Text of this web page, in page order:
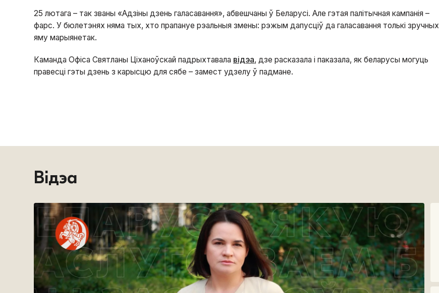
25 лютага – так званы «Адзіны дзень галасавання», абвешчаны ў Беларусі. Але гэтая палітычная кампанія –
фарс. У бюлетэнях няма тых, хто прапануе рэальныя змены: рэжым дапусціў да галасавання толькі зручных
яму марыянетак.
Каманда Офіса Святланы Ціханоўскай падрыхтавала відэа, дзе расказала і паказала, як беларусы могуць
правесці гэты дзень з карысцю для сябе – замест удзелу ў падмане.
Відэа